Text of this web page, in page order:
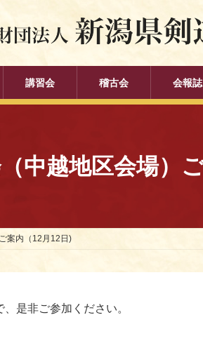
講習会 稽古会 会報誌
中越地区会場）
案内（12月12日)
是非ご参加ください。